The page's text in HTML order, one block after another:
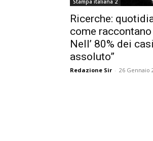
Stampa italiana 2
Ricerche:
come
Nell’ 80% dei
assoluto”
Redazione Sir - 26 Gennaio